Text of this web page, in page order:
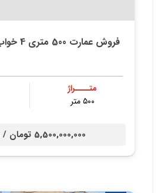
فروش عمارت 500 متری 4 خواب استخر دار مبله
متــــراژ
۵۰۰ متر
5,500,000,000 تومان /